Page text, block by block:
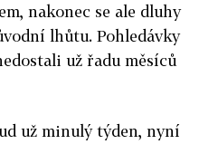
nakonec se ale dluhy
lhůtu. Pohledávky
už řadu měsíců
už minulý týden, nyní